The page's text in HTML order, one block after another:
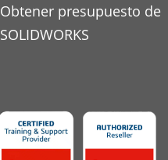
Obtener presupuesto de
SOLIDWORKS